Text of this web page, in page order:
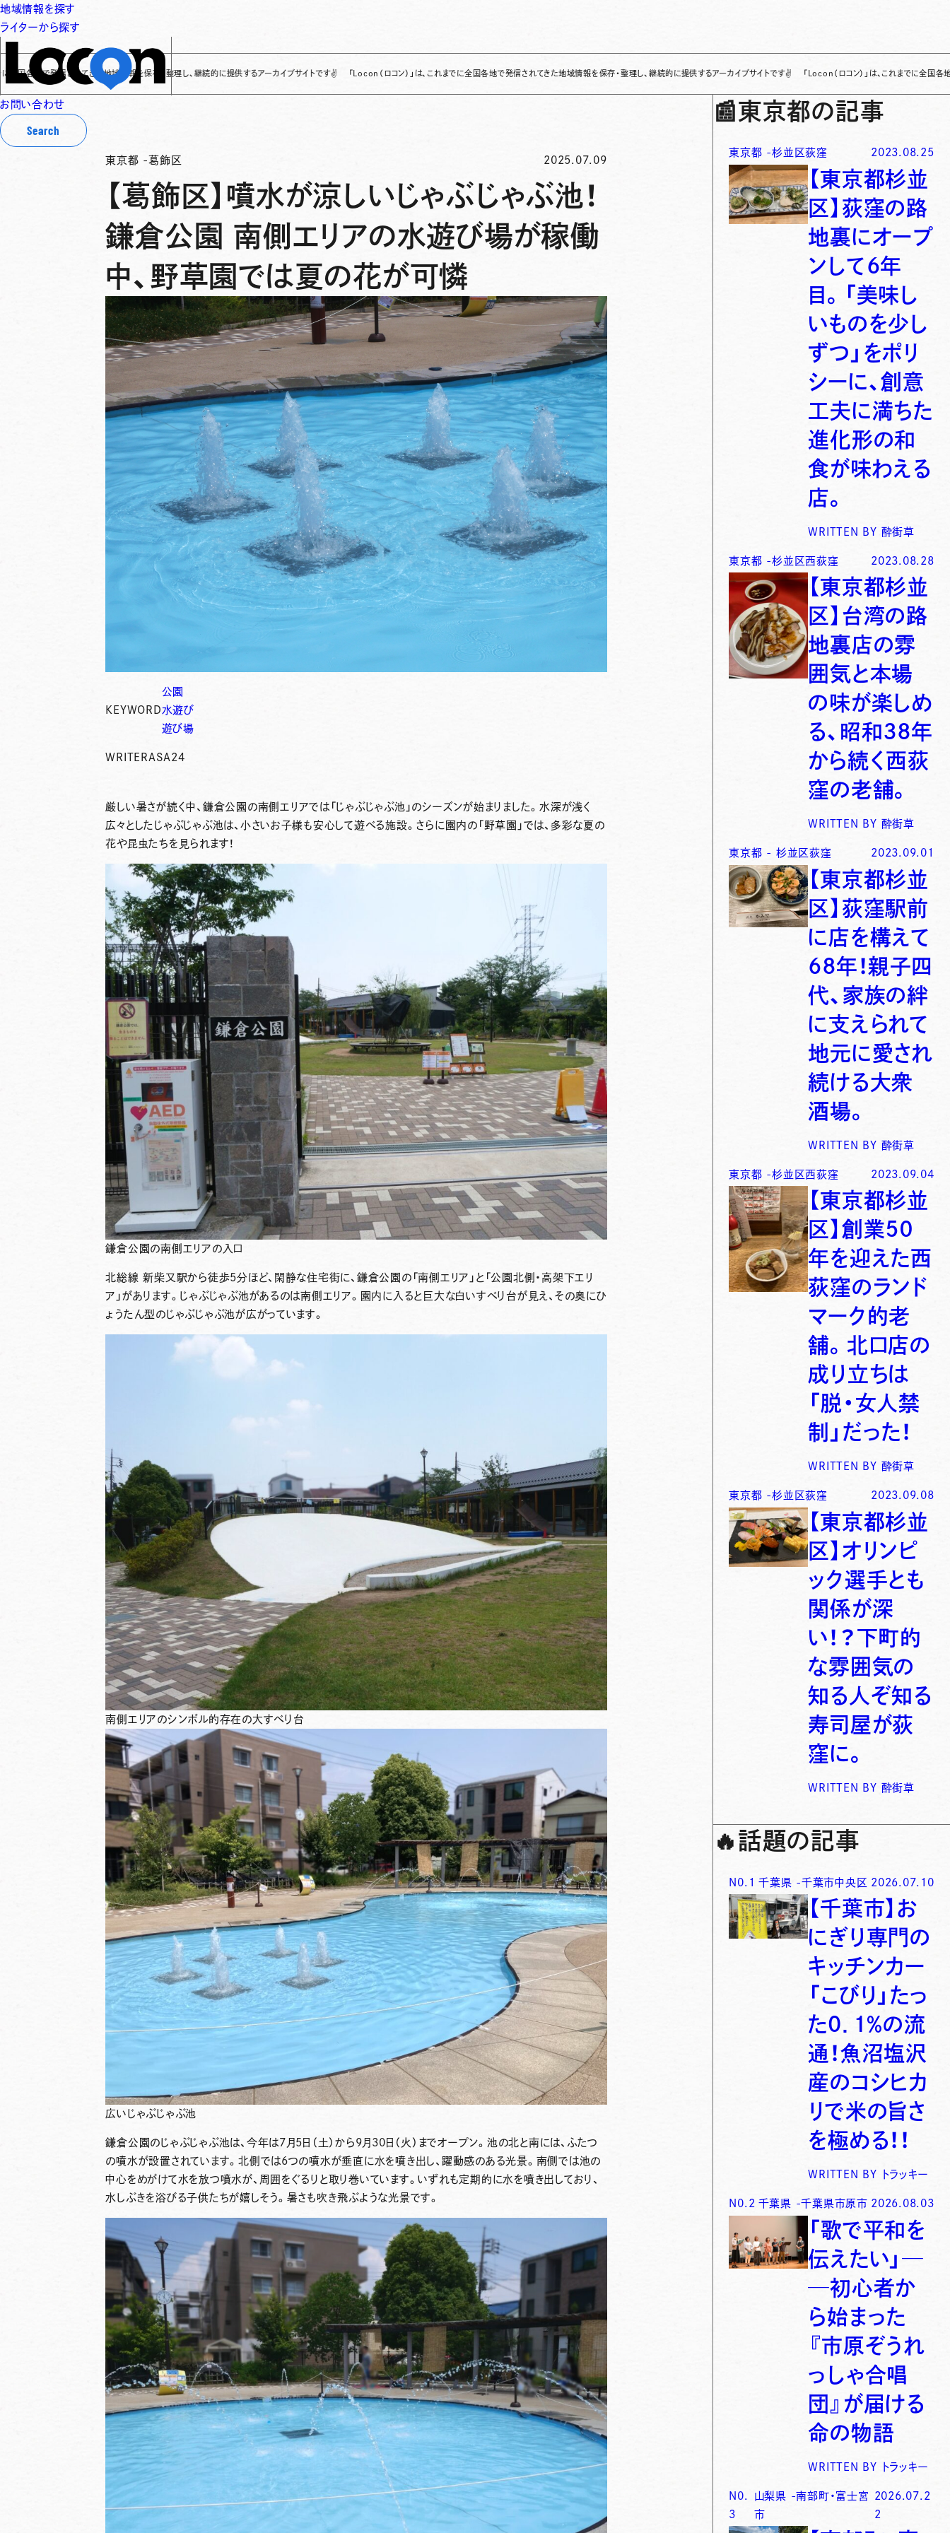
地域情報を探す
ライターから探す
お問い合わせ
Search
されてきた地域情報を保存・整理し、継続的に提供するアーカイブサイトです✌ 「Locon（ロコン）」は、これまでに全国各地で発信されてきた地域情報を保存・整理し、継続的に提供するアーカイブサイトです✌ 「Locon（ロコン）」は、これまでに全国各地で発信されて
東京都 -葛飾区 2025.07.09
【葛飾区】噴水が涼しいじゃぶじゃぶ池！
鎌倉公園 南側エリアの水遊び場が稼働
中、野草園では夏の花が可憐
KEYWORD
公園
水遊び
遊び場
WRITER ASA24
厳しい暑さが続く中、 鎌倉公園の南側エリアでは 「じゃぶじゃぶ池」 のシーズンが始まりました。水深が浅く
広々としたじゃぶじゃぶ池は、小さいお子様も安心して遊べる施設。さらに園内の 「野草園」 では、多彩な夏の
花や昆虫たちを見られます！
鎌倉公園の南側エリアの入口
北総線 新柴又駅から徒歩5分ほど、閑静な住宅街に、鎌倉公園の「南側エリア」と「公園北側・高架下エリ
ア」があります。じゃぶじゃぶ池があるのは南側エリア。園内に入ると巨大な白いすべり台が見え、その奥にひ
ょうたん型のじゃぶじゃぶ池が広がっています。
南側エリアのシンボル的存在の大すべり台
広いじゃぶじゃぶ池
鎌倉公園のじゃぶじゃぶ池は、 今年は7月5日（土）から9月30日（火）までオープン。池の北と南には、ふたつ
の噴水が設置されています。北側では6つの噴水が垂直に水を噴き出し、躍動感のある光景。南側では池の
中心をめがけて水を放つ噴水が、周囲をぐるりと取り巻いています。いずれも定期的に水を噴き出しており、
水しぶきを浴びる子供たちが嬉しそう。暑さも吹き飛ぶような光景です。
📰東京都の記事
東京都 -杉並区荻窪 2023.08.25
【東京都杉並
区】荻窪の路
地裏にオープ
ンして６年
目。「美味し
いものを少し
ずつ」をポリ
シーに、創意
工夫に満ちた
進化形の和
食が味わえる
店。
WRITTEN BY 酔街草
東京都 -杉並区西荻窪 2023.08.28
【東京都杉並
区】台湾の路
地裏店の雰
囲気と本場
の味が楽しめ
る、昭和３８年
から続く西荻
窪の老舗。
WRITTEN BY 酔街草
東京都 - 杉並区荻窪 2023.09.01
【東京都杉並
区】荻窪駅前
に店を構えて
６８年！親子四
代、家族の絆
に支えられて
地元に愛され
続ける大衆
酒場。
WRITTEN BY 酔街草
東京都 -杉並区西荻窪 2023.09.04
【東京都杉並
区】創業５０
年を迎えた西
荻窪のランド
マーク的老
舗。北口店の
成り立ちは
「脱・女人禁
制」だった！
WRITTEN BY 酔街草
東京都 -杉並区荻窪 2023.09.08
【東京都杉並
区】オリンピ
ック選手とも
関係が深
い！？下町的
な雰囲気の
知る人ぞ知る
寿司屋が荻
窪に。
WRITTEN BY 酔街草
🔥 話題の記事
N0. 1 千葉県 -千葉市中央区 2026.07.10
【千葉市】お
にぎり専門の
キッチンカー
「こびり」たっ
た0．1％の流
通！魚沼塩沢
産のコシヒカ
リで米の旨さ
を極める！！
WRITTEN BY トラッキー
N0. 2 千葉県 -千葉県市原市 2026.08.03
「歌で平和を
伝えたい」─
─初心者か
ら始まった
『市原ぞうれ
っしゃ合唱
団』が届ける
命の物語
WRITTEN BY トラッキー
N0.
3
山梨県 -南部町・富士宮
市
2026.07.2
2